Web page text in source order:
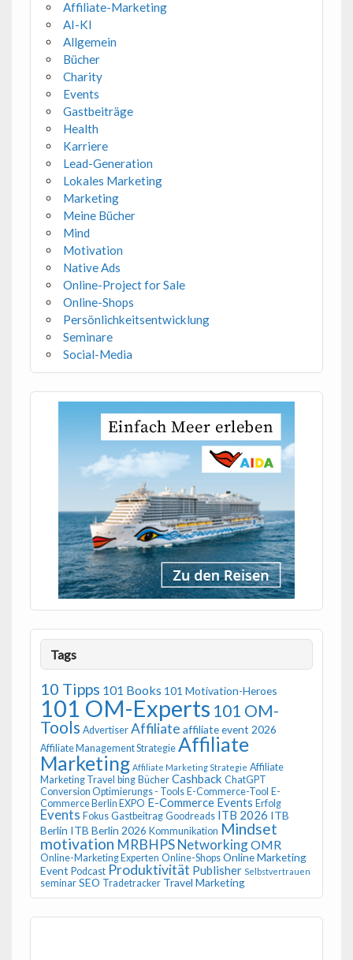
Affiliate-Marketing
AI-KI
Allgemein
Bücher
Charity
Events
Gastbeiträge
Health
Karriere
Lead-Generation
Lokales Marketing
Marketing
Meine Bücher
Mind
Motivation
Native Ads
Online-Project for Sale
Online-Shops
Persönlichkeitsentwicklung
Seminare
Social-Media
Tags
10 Tipps 101 Books 101 Motivation-Heroes
101 OM-Experts 101 OM-
Tools Advertiser Affiliate affiliate event 2026
Affiliate Management Strategie Affiliate
Marketing Affiliate Marketing Strategie Affiliate
Marketing Travel bing Bücher Cashback ChatGPT
Conversion Optimierungs - Tools E-Commerce-Tool E-
Commerce Berlin EXPO E-Commerce Events Erfolg
Events Fokus Gastbeitrag Goodreads ITB 2026 ITB
Berlin ITB Berlin 2026 Kommunikation Mindset
motivation MRBHPSNetworkingOMR
Online-Marketing Experten Online-Shops Online Marketing
Event Podcast Produktivität Publisher Selbstvertrauen
seminar SEO Tradetracker Travel Marketing